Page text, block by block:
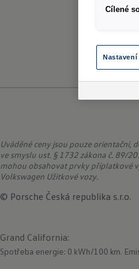
Uváděné ceny jsou pouze orientační,
ve smyslu ust. § 1732 zákona č. 89/
mohou obsahovat prvky příplatkové
Volkswagen Užitkové vozy.
© Porsche Česká republika s.r.o.
Grand California:
Spotřeba energie: 0 kWh/100 km.
Cílené